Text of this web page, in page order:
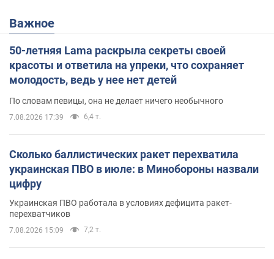
Важное
50-летняя Lama раскрыла секреты своей
красоты и ответила на упреки, что сохраняет
молодость, ведь у нее нет детей
По словам певицы, она не делает ничего необычного
7.08.2026 17:39 6,4 т.
Сколько баллистических ракет перехватила
украинская ПВО в июле: в Минобороны назвали
цифру
Украинская ПВО работала в условиях дефицита ракет-
перехватчиков
7.08.2026 15:09 7,2 т.